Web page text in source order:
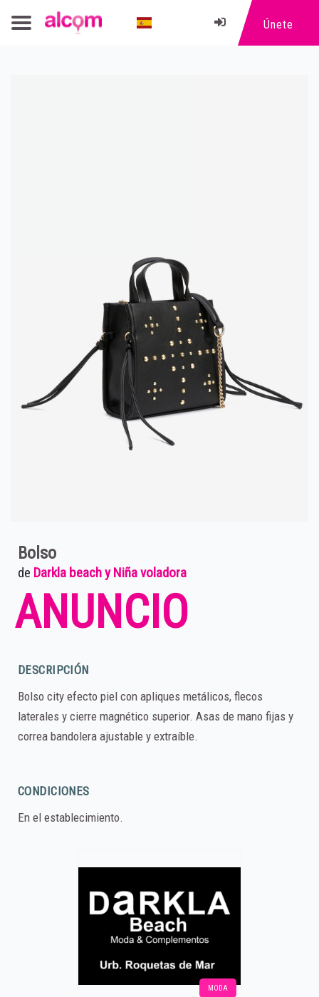
Únete
Bolso
de Darkla beach y Niña voladora
ANUNCIO
DESCRIPCIÓN
Bolso city efecto piel con apliques metálicos, flecos
laterales y cierre magnético superior. Asas de mano fijas y
correa bandolera ajustable y extraíble.
CONDICIONES
En el establecimiento.
MODA